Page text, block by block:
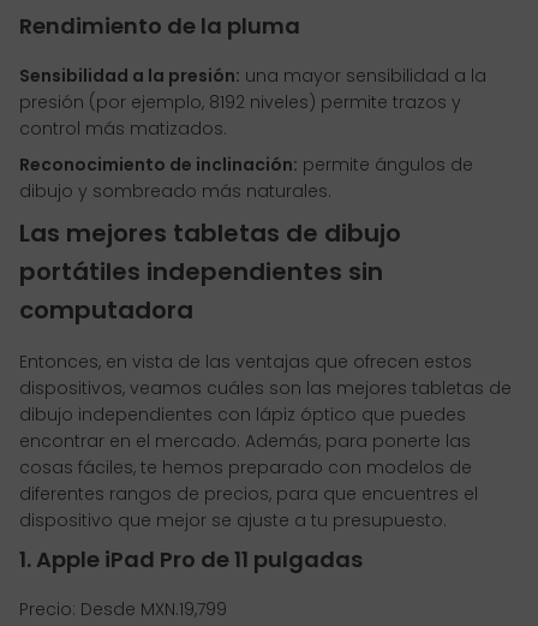
Rendimiento de la pluma
Sensibilidad a la presión: una mayor sensibilidad a la
presión (por ejemplo, 8192 niveles) permite trazos y
control más matizados.
Reconocimiento de inclinación: permite ángulos de
dibujo y sombreado más naturales.
Las mejores tabletas de dibujo
portátiles independientes sin
computadora
Entonces, en vista de las ventajas que ofrecen estos
dispositivos, veamos cuáles son las mejores tabletas de
dibujo independientes con lápiz óptico que puedes
encontrar en el mercado. Además, para ponerte las
cosas fáciles, te hemos preparado con modelos de
diferentes rangos de precios, para que encuentres el
dispositivo que mejor se ajuste a tu presupuesto.
1. Apple iPad Pro de 11 pulgadas
Precio: Desde MXN.19,799